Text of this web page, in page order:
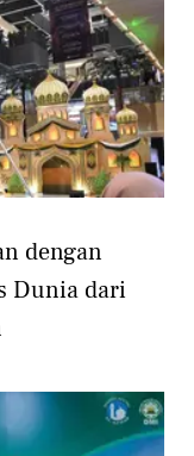
dengan
Dunia dari